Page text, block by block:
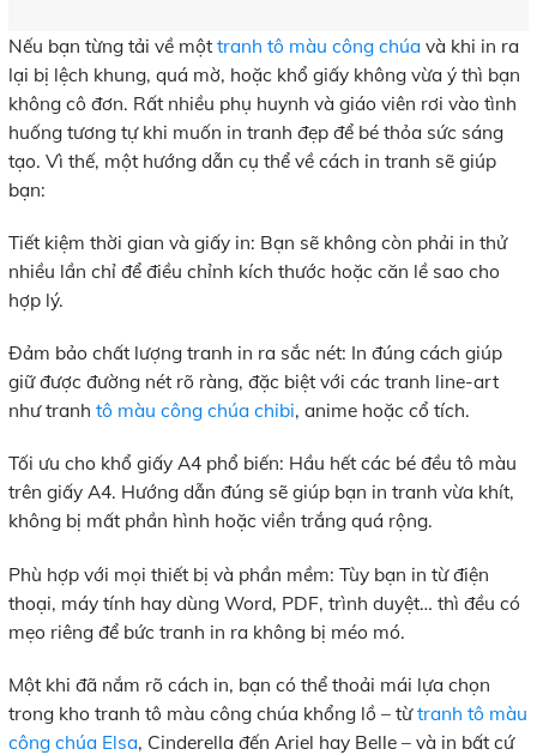
Nếu bạn từng tải về mộttranh tô màu công chúa và khi in ra
lại bị lệch khung, quá mờ, hoặc khổ giấy không vừa ý thì bạn
không cô đơn. Rất nhiều phụ huynh và giáo viên rơi vào tình
huống tương tự khi muốn in tranh đẹp để bé thỏa sức sáng
tạo. Vì thế, một hướng dẫn cụ thể về cách in tranh sẽ giúp
bạn:
Tiết kiệm thời gian và giấy in: Bạn sẽ không còn phải in thử
nhiều lần chỉ để điều chỉnh kích thước hoặc căn lề sao cho
hợp lý.
Đảm bảo chất lượng tranh in ra sắc nét: In đúng cách giúp
giữ được đường nét rõ ràng, đặc biệt với các tranh line-art
như tranh tô màu công chúa chibi, anime hoặc cổ tích.
Tối ưu cho khổ giấy A4 phổ biến: Hầu hết các bé đều tô màu
trên giấy A4. Hướng dẫn đúng sẽ giúp bạn in tranh vừa khít,
không bị mất phần hình hoặc viền trắng quá rộng.
Phù hợp với mọi thiết bị và phần mềm: Tùy bạn in từ điện
thoại, máy tính hay dùng Word, PDF, trình duyệt… thì đều có
mẹo riêng để bức tranh in ra không bị méo mó.
Một khi đã nắm rõ cách in, bạn có thể thoải mái lựa chọn
trong kho tranh tô màu công chúa khổng lồ – từtranh tô màu
công chúa Elsa, Cinderella đến Ariel hay Belle – và in bất cứ